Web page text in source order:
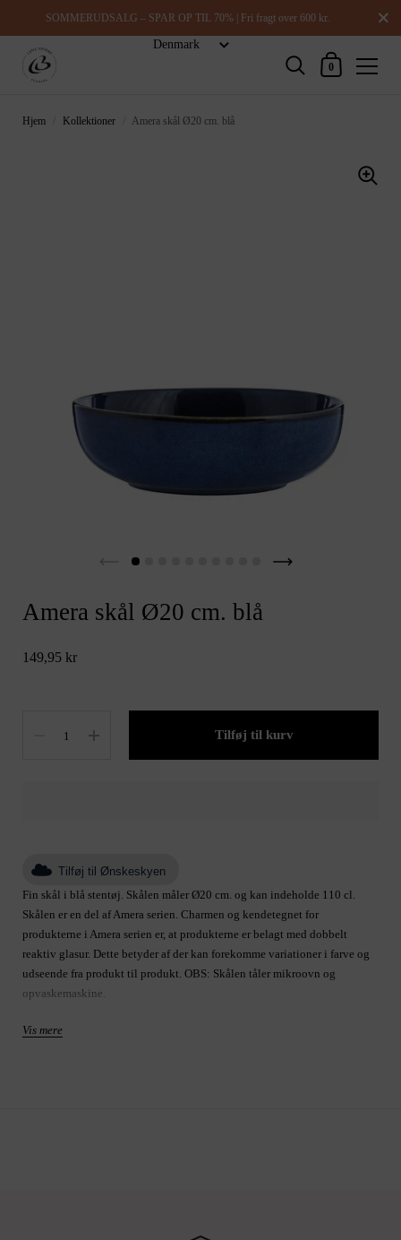
SOMMERUDSALG – SPAR OP TIL 70% | Fri fragt over 600 kr.
Indkøbskurv
0
Hjem Kollektioner Amera skål Ø20 cm. blå
Amera skål Ø20 cm. blå
149,95 kr
Tilføj til kurv
Tilføj til Ønskeskyen
Fin skål i blå stentøj. Skålen måler Ø20 cm. og kan indeholde 110 cl.
Skålen er en del af Amera serien. Charmen og kendetegnet for
produkterne i Amera serien er, at produkterne er belagt med dobbelt
reaktiv glasur. Dette betyder af der kan forekomme variationer i farve og
udseende fra produkt til produkt. OBS: Skålen tåler mikroovn og
opvaskemaskine.
Produkt: skål
Vis mere